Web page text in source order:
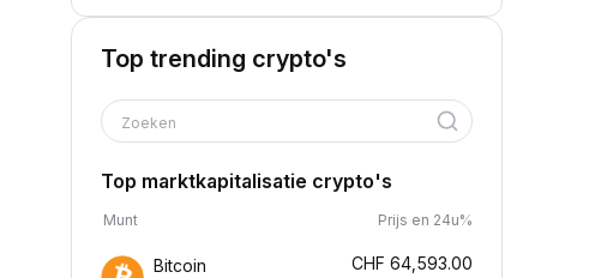
Top trending crypto's
Zoeken
Top marktkapitalisatie crypto's
Munt Prijs en 24u%
Bitcoin CHF 64,593.00